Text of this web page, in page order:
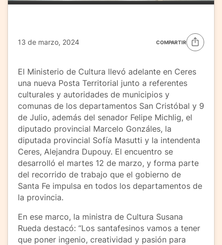
13 de marzo, 2024 COMPARTIR
El Ministerio de Cultura llevó adelante en Ceres
una nueva Posta Territorial junto a referentes
culturales y autoridades de municipios y
comunas de los departamentos San Cristóbal y 9
de Julio, además del senador Felipe Michlig, el
diputado provincial Marcelo Gonzáles, la
diputada provincial Sofía Masutti y la intendenta
Ceres, Alejandra Dupouy. El encuentro se
desarrolló el martes 12 de marzo, y forma parte
del recorrido de trabajo que el gobierno de
Santa Fe impulsa en todos los departamentos de
la provincia.
En ese marco, la ministra de Cultura Susana
Rueda destacó: “Los santafesinos vamos a tener
que poner ingenio, creatividad y pasión para